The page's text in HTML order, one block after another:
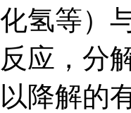
氢等）
应，分
降解的